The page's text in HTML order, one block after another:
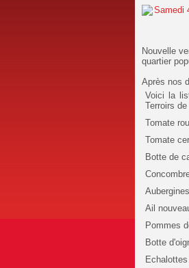
Nouvelle
quartier
Après nos
Voici la
Terroirs
Tomate
Tomate
Botte de
Ail
Pommes
Botte